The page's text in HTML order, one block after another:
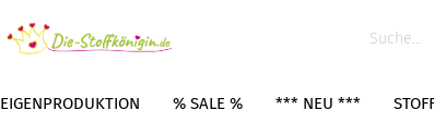
EIGENPRODUKTION % SALE % *** NEU ***